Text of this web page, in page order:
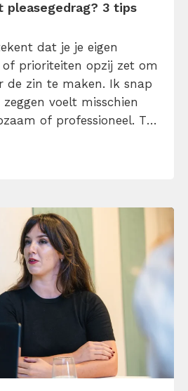
pleasegedrag? 3 tips
dat je je eigen
of prioriteiten opzij zet om
de zin te maken. Ik snap
zeggen voelt misschien
of professioneel. Tot
en je eigen werk